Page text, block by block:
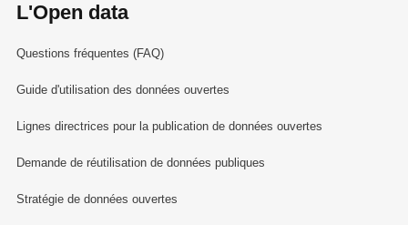
L'Open data
Questions fréquentes (FAQ)
Guide d'utilisation des données ouvertes
Lignes directrices pour la publication de données ouvertes
Demande de réutilisation de données publiques
Stratégie de données ouvertes